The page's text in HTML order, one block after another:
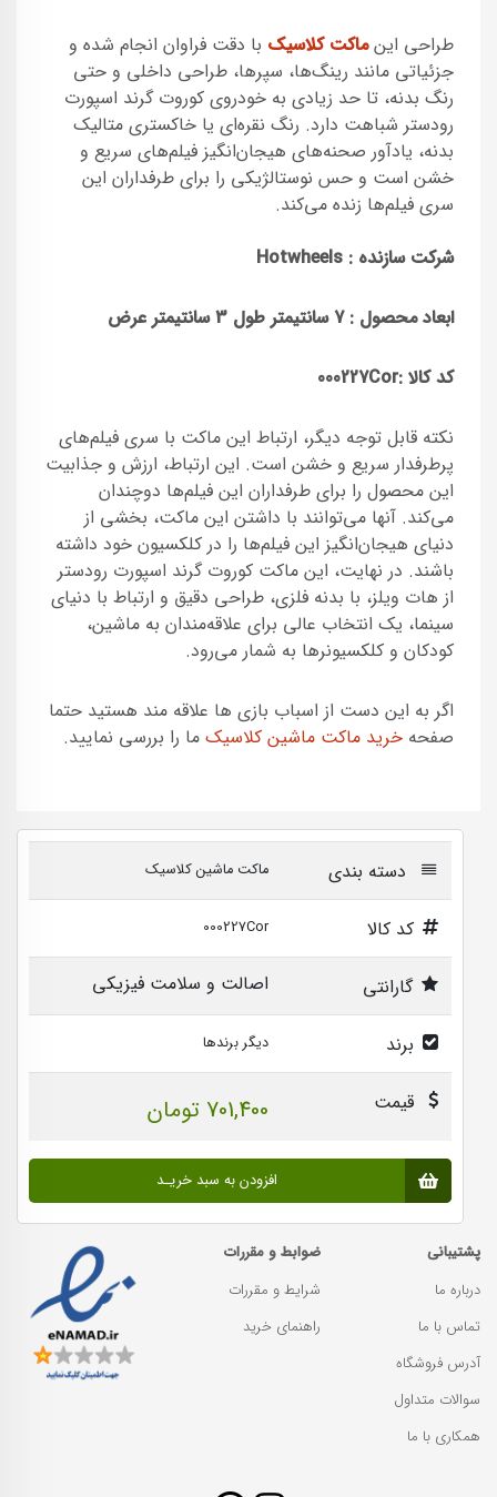
طراحی اینماکت کلاسیک با دقت فراوان انجام شده و
جزئیاتی مانند رینگ‌ها، سپرها، طراحی داخلی و حتی
رنگ بدنه، تا حد زیادی به خودروی کوروت گرند اسپورت
رودستر شباهت دارد. رنگ نقره‌ای یا خاکستری متالیک
بدنه، یادآور صحنه‌های هیجان‌انگیز فیلم‌های سریع و
خشن است و حس نوستالژیکی را برای طرفداران این
سری فیلم‌ها زنده می‌کند.
شرکت سازنده : Hotwheels
ابعاد محصول : 7 سانتیمتر طول 3 سانتیمتر عرض
کد کالا :000227Cor
نکته قابل توجه دیگر، ارتباط این ماکت با سری فیلم‌های
پرطرفدار سریع و خشن است. این ارتباط، ارزش و جذابیت
این محصول را برای طرفداران این فیلم‌ها دوچندان
می‌کند. آنها می‌توانند با داشتن این ماکت، بخشی از
دنیای هیجان‌انگیز این فیلم‌ها را در کلکسیون خود داشته
باشند. در نهایت، این ماکت کوروت گرند اسپورت رودستر
از هات ویلز، با بدنه فلزی، طراحی دقیق و ارتباط با دنیای
سینما، یک انتخاب عالی برای علاقه‌مندان به ماشین،
کودکان و کلکسیونرها به شمار می‌رود.
اگر به این دست از اسباب بازی ها علاقه مند هستید حتما
صفحه خرید ماکت ماشین کلاسیک ما را بررسی نمایید.
دسته بندی ماکت ماشین کلاسیک
کد کالا 000227Cor
گارانتی اصالت و سلامت فیزیکی
برند دیگر برندها
قیمت 701,400 تومان
افزودن به سبد خریـد
پشتیبانی
درباره ما
تماس با ما
آدرس فروشگاه
سوالات متداول
همکاری با ما
ضوابط و مقررات
شرایط و مقررات
راهنمای خرید